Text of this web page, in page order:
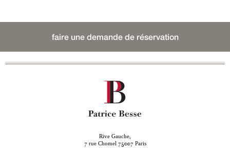
faire une demande de réservation
Rive Gauche,
7 rue Chomel 75007 Paris